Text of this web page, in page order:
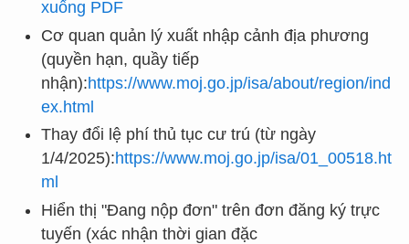
xuống PDF
Cơ quan quản lý xuất nhập cảnh địa phương
(quyền hạn, quầy tiếp
nhận):https://www.moj.go.jp/isa/about/region/ind
ex.html
Thay đổi lệ phí thủ tục cư trú (từ ngày
1/4/2025):https://www.moj.go.jp/isa/01_00518.ht
ml
Hiển thị "Đang nộp đơn" trên đơn đăng ký trực
tuyến (xác nhận thời gian đặc